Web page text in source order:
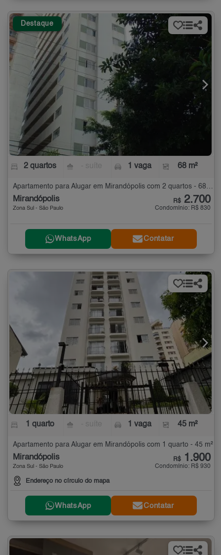
Destaque
2 quartos 1 vaga 68 m²
Mirandópolis
Zona Sul - São Paulo
R$ 2.700
Condomínio: R$ 830
WhatsApp Contatar
1 quarto 1 vaga 45 m²
Apartamento para Alugar em Mirandópolis com 1 quarto - 45 m²
Mirandópolis
Zona Sul - São Paulo
Endereço no círculo do mapa
R$ 1.900
Condomínio: R$ 930
WhatsApp Contatar